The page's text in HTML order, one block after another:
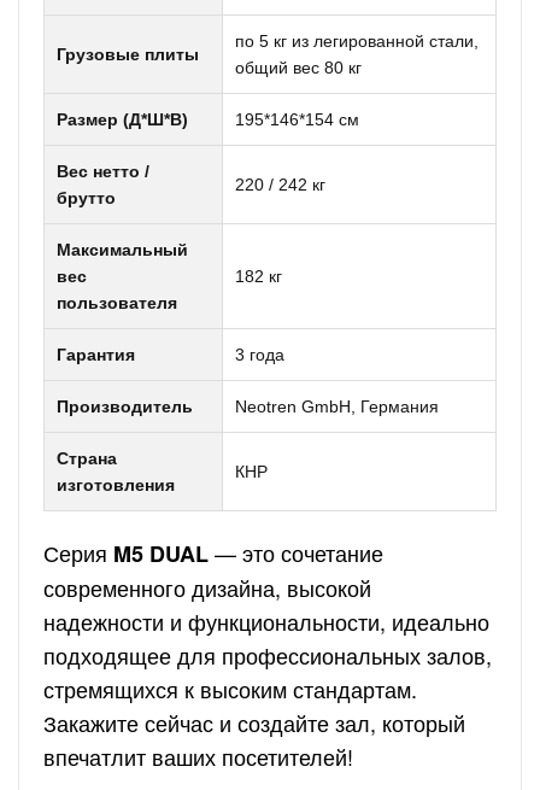
Грузовые плиты
по 5 кг из легированной стали,
общий вес 80 кг
Размер (Д*Ш*В) 195*146*154 см
Вес нетто /
брутто
220 / 242 кг
Максимальный
вес
пользователя
182 кг
Гарантия 3 года
Производитель Neotren GmbH, Германия
Страна
изготовления
КНР
Серия M5 DUAL— это сочетание
современного дизайна, высокой
надежности и функциональности, идеально
подходящее для профессиональных залов,
стремящихся к высоким стандартам.
Закажите сейчас и создайте зал, который
впечатлит ваших посетителей!